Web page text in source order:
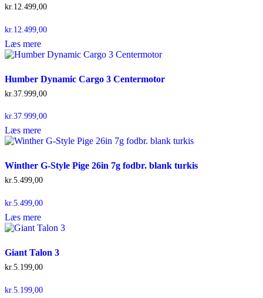
kr. 12.499,00
kr. 12.499,00
Læs mere
Humber Dynamic Cargo 3 Centermotor
kr. 37.999,00
kr.37.999,00
Læs mere
Winther G-Style Pige 26in 7g fodbr. blank turkis
kr.5.499,00
kr.5.499,00
Læs mere
Giant Talon 3
kr. 5.199,00
kr. 5.199,00